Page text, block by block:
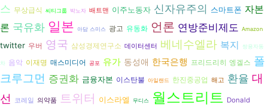
스 무상급식 씨티그룹 박노자 배트맨 이주노동자 신자유주의 스마트폰 자본
론 국유화 일본 아담 스미스 광고 유동화 언론 연방준비제도 Amazon
twitter 우버 영국 삼성경제연구소 데이터센터 베네수엘라 복지 쌍용자동
차 음악 이재명 매스미디어 공포 유가 동성애 한국은행 프리드리히 엥겔스 폴
크루그먼 증권화 금융자본 이스탄불 아일랜드 한진중공업 해고 환율 대
선
코레일 의약품 트위터 이스라엘 무디스 월스트리트 Donald